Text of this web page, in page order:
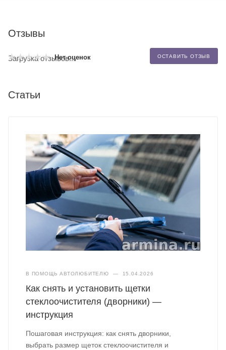
Отзывы
Нет оценок ОСТАВИТЬ ОТЗЫВ
Загрузка отзывов...
Статьи
В ПОМОЩЬ АВТОЛЮБИТЕЛЮ — 15.04.2026
Как снять и установить щетки
стеклоочистителя (дворники) —
инструкция
Пошаговая инструкция: как снять дворники,
выбрать размер щеток стеклоочистителя и